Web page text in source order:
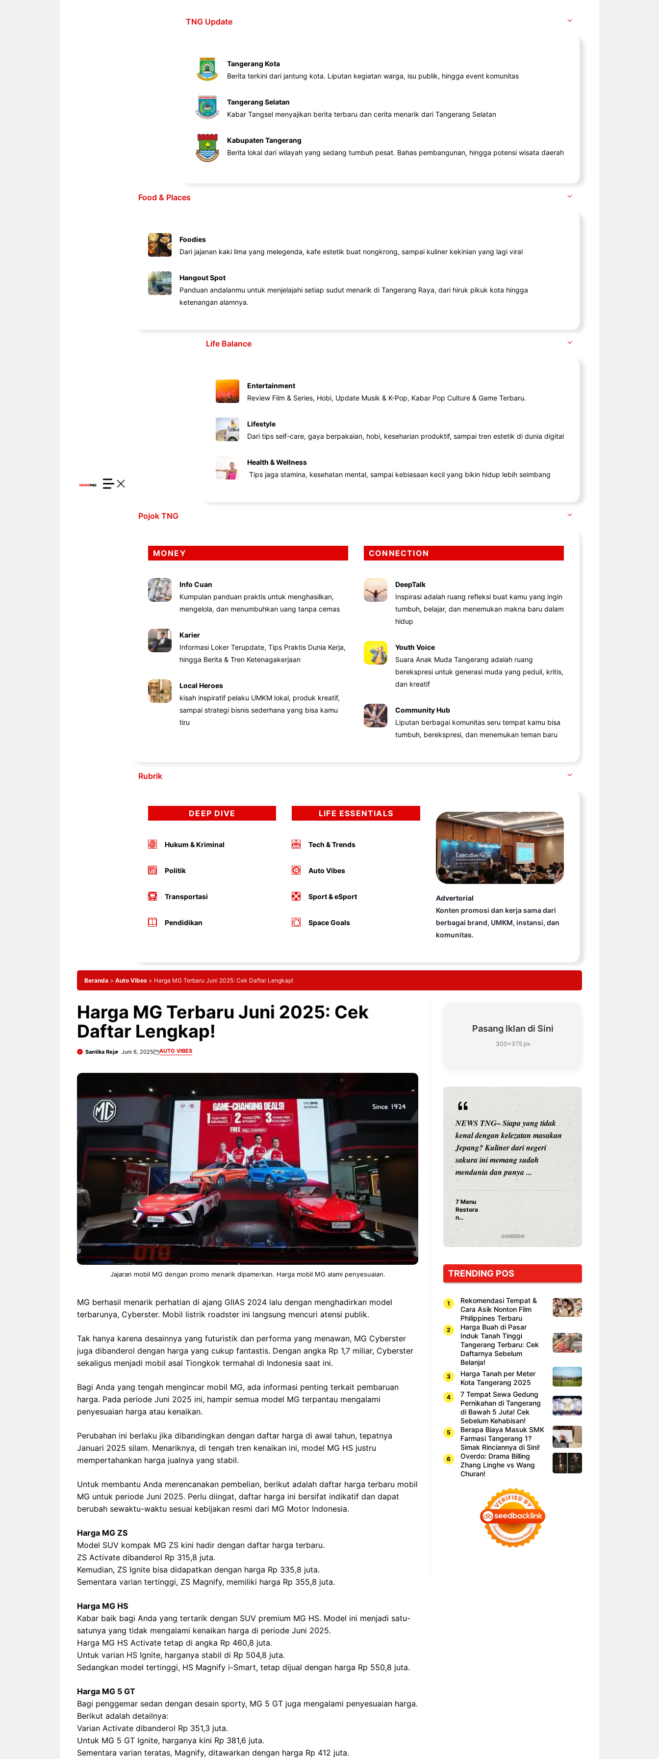
TNG Update
Tangerang Kota
Berita terkini dari jantung kota. Liputan kegiatan warga, isu publik, hingga event komunitas
Tangerang Selatan
Kabar Tangsel menyajikan berita terbaru dan cerita menarik dari Tangerang Selatan
Kabupaten Tangerang
Berita lokal dari wilayah yang sedang tumbuh pesat. Bahas pembangunan, hingga potensi wisata daerah
Food & Places
Foodies
Dari jajanan kaki lima yang melegenda, kafe estetik buat nongkrong, sampai kuliner kekinian yang lagi viral
Hangout Spot
Panduan andalanmu untuk menjelajahi setiap sudut menarik di Tangerang Raya, dari hiruk pikuk kota hingga
ketenangan alamnya.
Life Balance
Entertainment
Review Film & Series, Hobi, Update Musik & K-Pop, Kabar Pop Culture & Game Terbaru.
Lifestyle
Dari tips self-care, gaya berpakaian, hobi, keseharian produktif, sampai tren estetik di dunia digital
Health & Wellness
Tips jaga stamina, kesehatan mental, sampai kebiasaan kecil yang bikin hidup lebih seimbang
Pojok TNG
MONEY
Info Cuan
Kumpulan panduan praktis untuk menghasilkan,
mengelola, dan menumbuhkan uang tanpa cemas
Karier
Informasi Loker Terupdate, Tips Praktis Dunia Kerja,
hingga Berita & Tren Ketenagakerjaan
Local Heroes
kisah inspiratif pelaku UMKM lokal, produk kreatif,
sampai strategi bisnis sederhana yang bisa kamu
tiru
CONNECTION
DeepTalk
Inspirasi adalah ruang refleksi buat kamu yang ingin
tumbuh, belajar, dan menemukan makna baru dalam
hidup
Youth Voice
Suara Anak Muda Tangerang adalah ruang
berekspresi untuk generasi muda yang peduli, kritis,
dan kreatif
Community Hub
Liputan berbagai komunitas seru tempat kamu bisa
tumbuh, berekspresi, dan menemukan teman baru
Rubrik
DEEP DIVE
Hukum & Kriminal
Politik
Transportasi
Pendidikan
LIFE ESSENTIALS
Tech & Trends
Auto Vibes
Sport & eSport
Space Goals
Advertorial
Konten promosi dan kerja sama dari
berbagai brand, UMKM, instansi, dan
komunitas.
Beranda > Auto Vibes > Harga MG Terbaru Juni 2025: Cek Daftar Lengkap!
Harga MG Terbaru Juni 2025: Cek
Daftar Lengkap!
Santika Reja Juni 6, 2025 AUTO VIBES
Jajaran mobil MG dengan promo menarik dipamerkan. Harga mobil MG alami penyesuaian.
MG berhasil menarik perhatian di ajang GIIAS 2024 lalu dengan menghadirkan model
terbarunya, Cyberster. Mobil listrik roadster ini langsung mencuri atensi publik.
Tak hanya karena desainnya yang futuristik dan performa yang menawan, MG Cyberster
juga dibanderol dengan harga yang cukup fantastis. Dengan angka Rp 1,7 miliar, Cyberster
sekaligus menjadi mobil asal Tiongkok termahal di Indonesia saat ini.
Bagi Anda yang tengah mengincar mobil MG, ada informasi penting terkait pembaruan
harga. Pada periode Juni 2025 ini, hampir semua model MG terpantau mengalami
penyesuaian harga atau kenaikan.
Perubahan ini berlaku jika dibandingkan dengan daftar harga di awal tahun, tepatnya
Januari 2025 silam. Menariknya, di tengah tren kenaikan ini, model MG HS justru
mempertahankan harga jualnya yang stabil.
Untuk membantu Anda merencanakan pembelian, berikut adalah daftar harga terbaru mobil
MG untuk periode Juni 2025. Perlu diingat, daftar harga ini bersifat indikatif dan dapat
berubah sewaktu-waktu sesuai kebijakan resmi dari MG Motor Indonesia.
Harga MG ZS
Model SUV kompak MG ZS kini hadir dengan daftar harga terbaru.
ZS Activate dibanderol Rp 315,8 juta.
Kemudian, ZS Ignite bisa didapatkan dengan harga Rp 335,8 juta.
Sementara varian tertinggi, ZS Magnify, memiliki harga Rp 355,8 juta.
Harga MG HS
Kabar baik bagi Anda yang tertarik dengan SUV premium MG HS. Model ini menjadi satu-
satunya yang tidak mengalami kenaikan harga di periode Juni 2025.
Harga MG HS Activate tetap di angka Rp 460,8 juta.
Untuk varian HS Ignite, harganya stabil di Rp 504,8 juta.
Sedangkan model tertinggi, HS Magnify i-Smart, tetap dijual dengan harga Rp 550,8 juta.
Harga MG 5 GT
Bagi penggemar sedan dengan desain sporty, MG 5 GT juga mengalami penyesuaian harga.
Berikut adalah detailnya:
Varian Activate dibanderol Rp 351,3 juta.
Untuk MG 5 GT Ignite, harganya kini Rp 381,6 juta.
Sementara varian teratas, Magnify, ditawarkan dengan harga Rp 412 juta.
Pasang Iklan di Sini
300×375 px
NEWS TNG– Siapa sangka, dua
nama besar di dunia hiburan,
Nunung Srimulat dan Vicky
Prasetyo, kini merambah dunia
Nunung Srimulat & Vicky
Prasetyo Buka Restoran
Ayam Panggang! Cuma Rp
15 Ribu, Resep Rahasia
Mami Bikin Nagih!
NEWS TNG– Bandung –
Menyambut pergantian tahun
2026, restoran all you can eat
Kakkoii All You Can Eat Bandung
menghadirkan ...
Sambut 2026, Kakkoii
Bandung Hadirkan Pesta All
You Can Eat Mulai Rp
145.000
NEWS TNG– Pernah gak sih
kamu mulai ngerjain sesuatu cuma
buat iseng-iseng, eh ternyata malah
jadi peluang bisnis yang
menguntungkan? ...
Dari Iseng Jadi Cuan: Kisah
TUM_ATUL yang Ubah
Hampers Jadi Bisnis Kece
NEWS TNG– Siapa yang tidak
kenal dengan kelezatan masakan
Jepang? Kuliner dari negeri
sakura ini memang sudah
mendunia dan punya ...
7 Menu
Restora
n
yang
Dicoba,
Cuma
Sushi!
TRENDING POS
Rekomendasi Tempat &
Cara Asik Nonton Film
Philippines Terbaru
Harga Buah di Pasar
Induk Tanah Tinggi
Tangerang Terbaru: Cek
Daftarnya Sebelum
Belanja!
Harga Tanah per Meter
Kota Tangerang 2025
7 Tempat Sewa Gedung
Pernikahan di Tangerang
di Bawah 5 Juta! Cek
Sebelum Kehabisan!
Berapa Biaya Masuk SMK
Farmasi Tangerang 1?
Simak Rinciannya di Sini!
Overdo: Drama Billing
Zhang Linghe vs Wang
Churan!